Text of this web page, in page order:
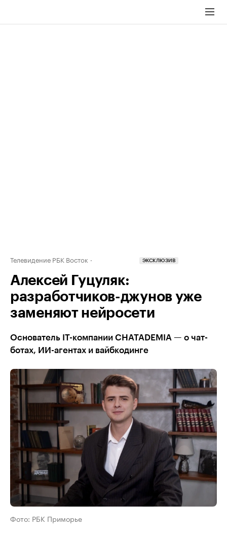
Телевидение РБК Восток ЭКСКЛЮЗИВ
Алексей Гуцуляк:
разработчиков-джунов уже
заменяют нейросети
Основатель IT-компании CHATADEMIA — о чат-
ботах, ИИ-агентах и вайбкодинге
Фото: РБК Приморье